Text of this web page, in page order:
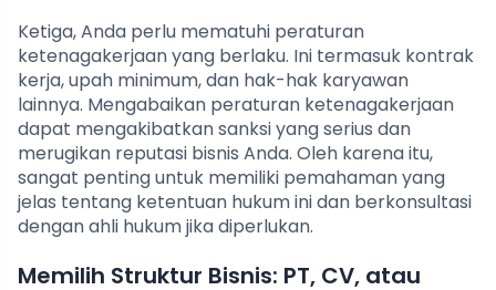
Ketiga, Anda perlu mematuhi peraturan
ketenagakerjaan yang berlaku. Ini termasuk kontrak
kerja, upah minimum, dan hak-hak karyawan
lainnya. Mengabaikan peraturan ketenagakerjaan
dapat mengakibatkan sanksi yang serius dan
merugikan reputasi bisnis Anda. Oleh karena itu,
sangat penting untuk memiliki pemahaman yang
jelas tentang ketentuan hukum ini dan berkonsultasi
dengan ahli hukum jika diperlukan.
Memilih Struktur Bisnis: PT, CV, atau